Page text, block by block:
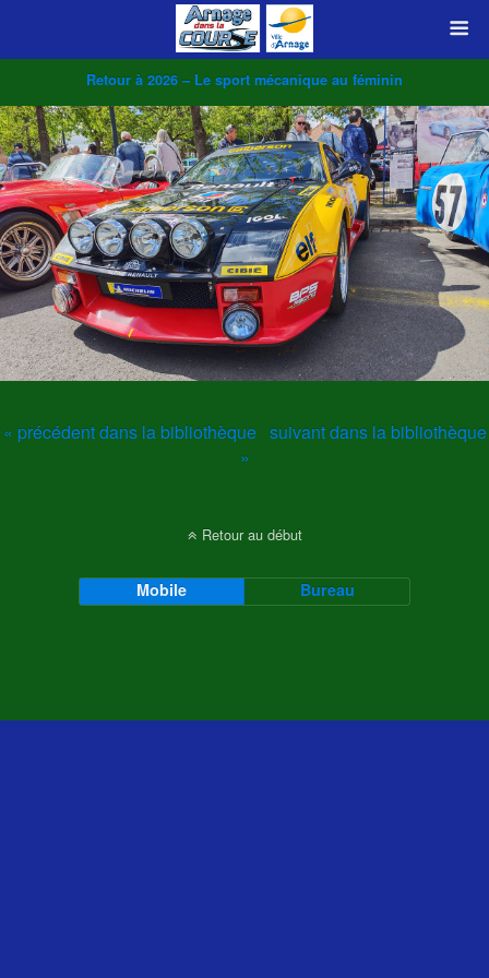
Retour à 2026 – Le sport mécanique au féminin
« précédent dans la bibliothèque suivant dans la bibliothèque
»
Retour au début
Mobile Bureau